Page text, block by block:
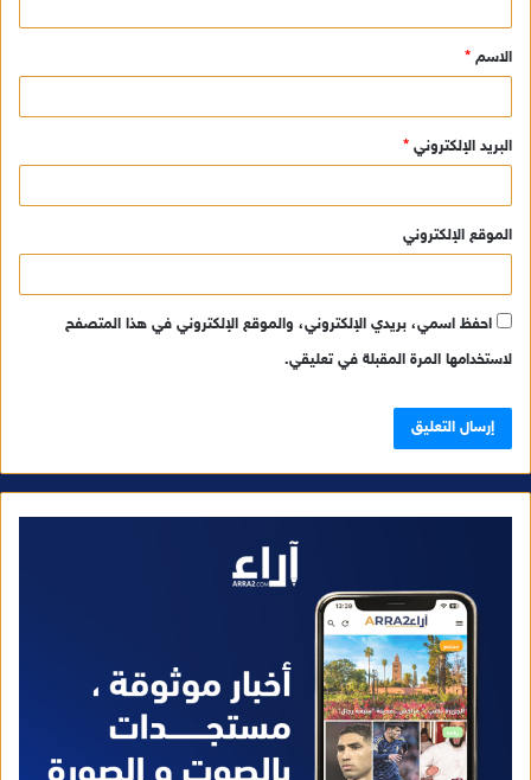
ق
*
الاسم *
البريد الإلكتروني *
الموقع الإلكتروني
احفظ اسمي، بريدي الإلكتروني، والموقع الإلكتروني في هذا المتصفح
لاستخدامها المرة المقبلة في تعليقي.